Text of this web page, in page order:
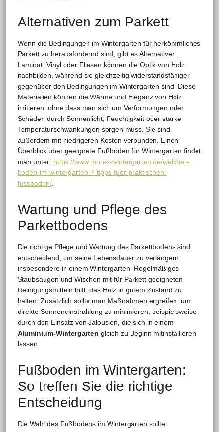
Alternativen zum Parkett
Wenn die Bedingungen im Wintergarten für herkömmliches
Parkett zu herausfordernd sind, gibt es Alternativen.
Laminat, Vinyl oder Fliesen können die Optik von Holz
nachbilden, während sie gleichzeitig widerstandsfähiger
gegenüber den Bedingungen im Wintergarten sind. Diese
Materialien können die Wärme und Eleganz von Holz
imitieren, ohne dass man sich um Verformungen oder
Schäden durch Sonnenlicht, Feuchtigkeit oder starke
Temperaturschwankungen sorgen muss. Sie sind
außerdem mit niedrigeren Kosten verbunden. Einen
Überblick über geeignete Fußböden für Wintergarten findet
man unter: https://www.mores-wintergarten.de/welcher-
boden-im-wintergarten-7-tipps-fuer-praktischen-
fussboden/.
Wartung und Pflege des
Parkettbodens
Die richtige Pflege und Wartung des Parkettbodens sind
entscheidend, um seine Lebensdauer zu verlängern,
insbesondere in einem Wintergarten. Regelmäßiges
Staubsaugen und Wischen mit für Parkett geeigneten
Reinigungsmitteln hilft, das Holz in gutem Zustand zu
halten. Zusätzlich sollte man Maßnahmen ergreifen, um
direkte Sonneneinstrahlung zu minimieren, beispielsweise
durch den Einsatz von Jalousien, die sich in einem
Aluminium-Wintergarten gleich zu Beginn mitinstallieren
lassen.
Fußboden im Wintergarten:
So treffen Sie die richtige
Entscheidung
Die Wahl des Fußbodens im Wintergarten sollte